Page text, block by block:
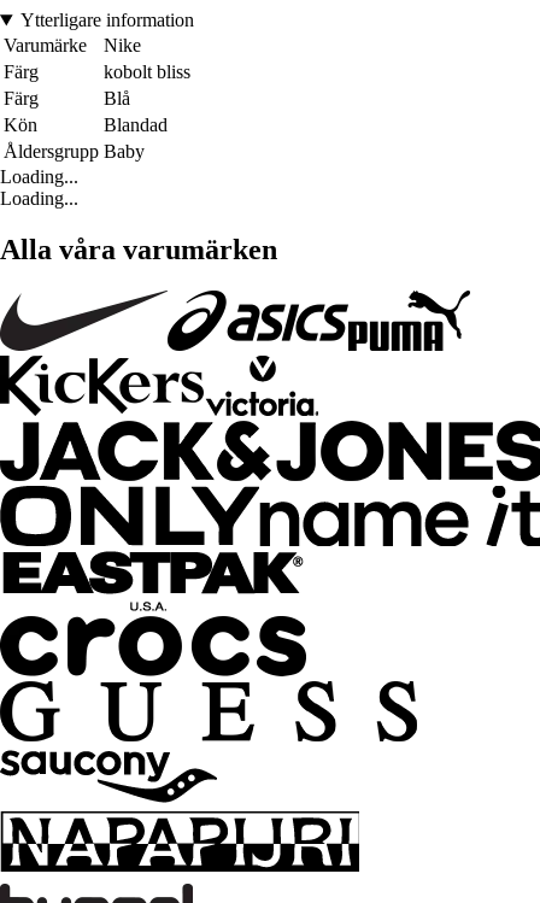
Ytterligare information
Varumärke
Nike
Färg
kobolt bliss
Färg
Blå
Kön
Blandad
Åldersgrupp Baby
Loading...
Loading...
Alla våra varumärken